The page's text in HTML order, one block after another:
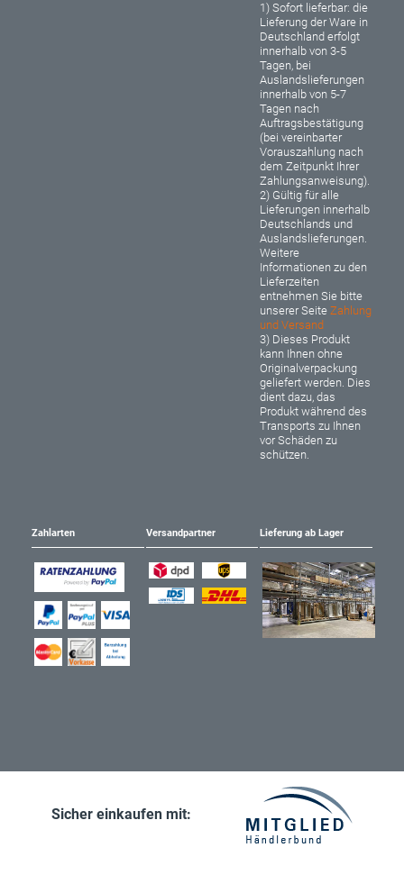
1) Sofort lieferbar: die
Lieferung der Ware in
Deutschland erfolgt
innerhalb von 3-5
Tagen, bei
Auslandslieferungen
innerhalb von 5-7
Tagen nach
Auftragsbestätigung
(bei vereinbarter
Vorauszahlung nach
dem Zeitpunkt Ihrer
Zahlungsanweisung).
2) Gültig für alle
Lieferungen innerhalb
Deutschlands und
Auslandslieferungen.
Weitere
Informationen zu den
Lieferzeiten
entnehmen Sie bitte
unserer SeiteZahlung
und Versand
3) Dieses Produkt
kann Ihnen ohne
Originalverpackung
geliefert werden. Dies
dient dazu, das
Produkt während des
Transports zu Ihnen
vor Schäden zu
schützen.
Zahlarten Versandpartner Lieferung ab Lager
Sicher einkaufen mit: